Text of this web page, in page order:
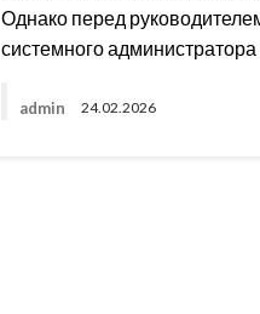
Однако перед
системного
admin 24.02.2026